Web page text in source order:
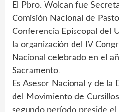
El Pbro. Wolcan fue
Comisión Nacional de
Conferencia Episcopal del
la organización del IV
Nacional celebrado en el
Sacramento.
Es Asesor Nacional y de la
del Movimiento de
segundo período preside el